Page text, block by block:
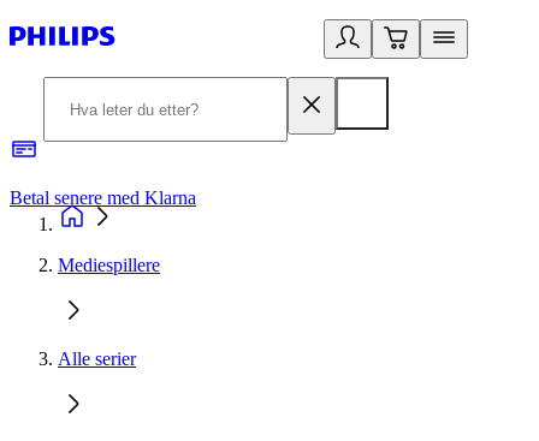
Betal senere med Klarna
Mediespillere
Alle serier